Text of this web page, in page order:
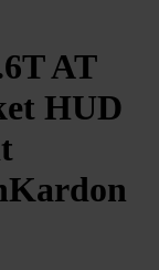
AT
HUD